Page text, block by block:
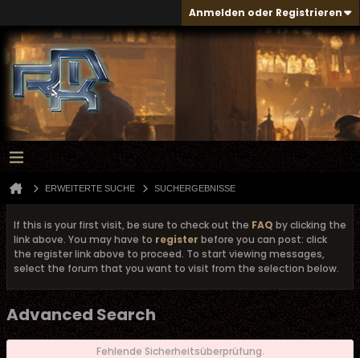
Anmelden oder Registrieren
ERWEITERTE SUCHE SUCHERGEBNISSE
If this is your first visit, be sure to check out the FAQ by clicking the
link above. You may have to register before you can post: click
the register link above to proceed. To start viewing messages,
select the forum that you want to visit from the selection below.
Advanced Search
Fehlende Sicherheitsüberprüfung.